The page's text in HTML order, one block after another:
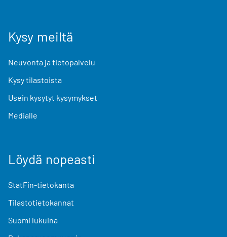
Kysy meiltä
Neuvonta ja tietopalvelu
Kysy tilastoista
Usein kysytyt kysymykset
Medialle
Löydä nopeasti
StatFin-tietokanta
Tilastotietokannat
Suomi lukuina